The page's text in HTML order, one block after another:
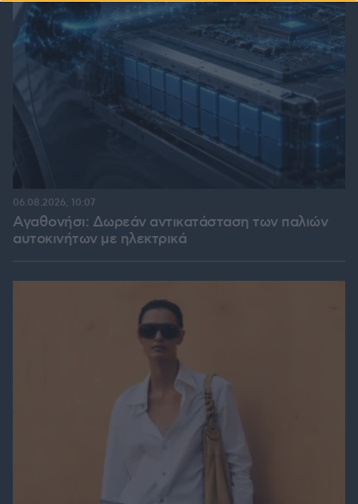
Αγαθονήσι: Δωρεάν αντικατάσταση των παλιών
αυτοκινήτων με ηλεκτρικά
06.08.2026, 10:07